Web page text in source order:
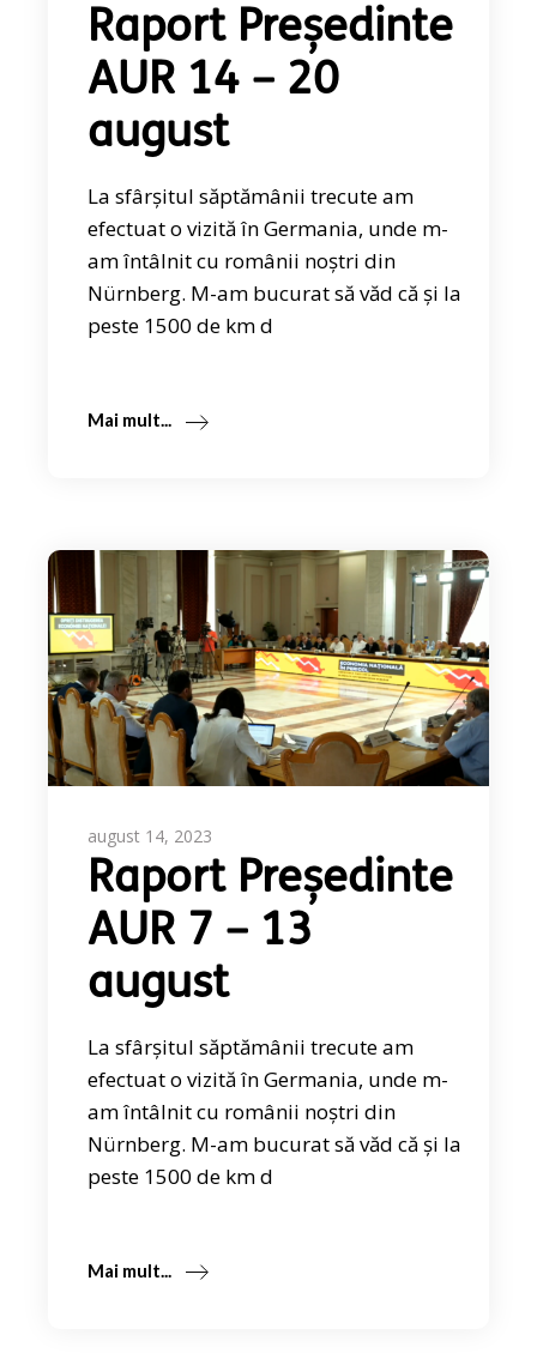
Raport Președinte
AUR 14 – 20
august
La sfârșitul săptămânii trecute am
efectuat o vizită în Germania, unde m-
am întâlnit cu românii noștri din
Nürnberg. M-am bucurat să văd că și la
peste 1500 de km d
Mai mult...
august 14, 2023
Raport Președinte
AUR 7 – 13
august
La sfârșitul săptămânii trecute am
efectuat o vizită în Germania, unde m-
am întâlnit cu românii noștri din
Nürnberg. M-am bucurat să văd că și la
peste 1500 de km d
Mai mult...